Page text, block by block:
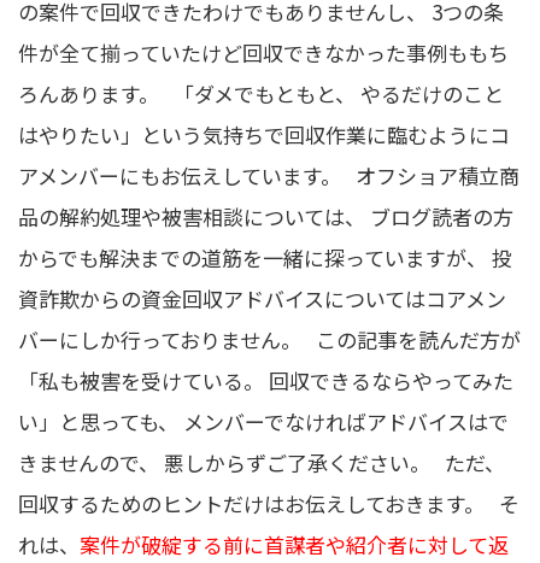
の案件で回収できたわけでもありませんし、 3つの条
件が全て揃っていたけど回収できなかった事例ももち
ろんあります。 「ダメでもともと、 やるだけのこと
はやりたい」という気持ちで回収作業に臨むようにコ
アメンバーにもお伝えしています。 オフショア積立商
品の解約処理や被害相談については、 ブログ読者の方
からでも解決までの道筋を一緒に探っていますが、 投
資詐欺からの資金回収アドバイスについてはコアメン
バーにしか行っておりません。 この記事を読んだ方が
「私も被害を受けている。 回収できるならやってみた
い」と思っても、 メンバーでなければアドバイスはで
きませんので、 悪しからずご了承ください。 ただ、
回収するためのヒントだけはお伝えしておきます。 そ
れは、 案件が破綻する前に首謀者や紹介者に対して返